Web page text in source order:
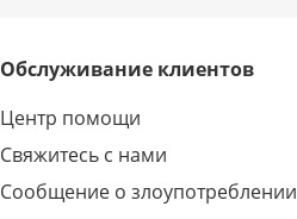
Обслуживание клиентов
Центр помощи
Свяжитесь с нами
Сообщение о злоупотреблении